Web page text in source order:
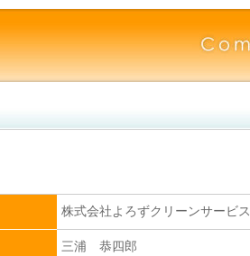
株式会社よろずクリーンサービス
三浦 恭四郎